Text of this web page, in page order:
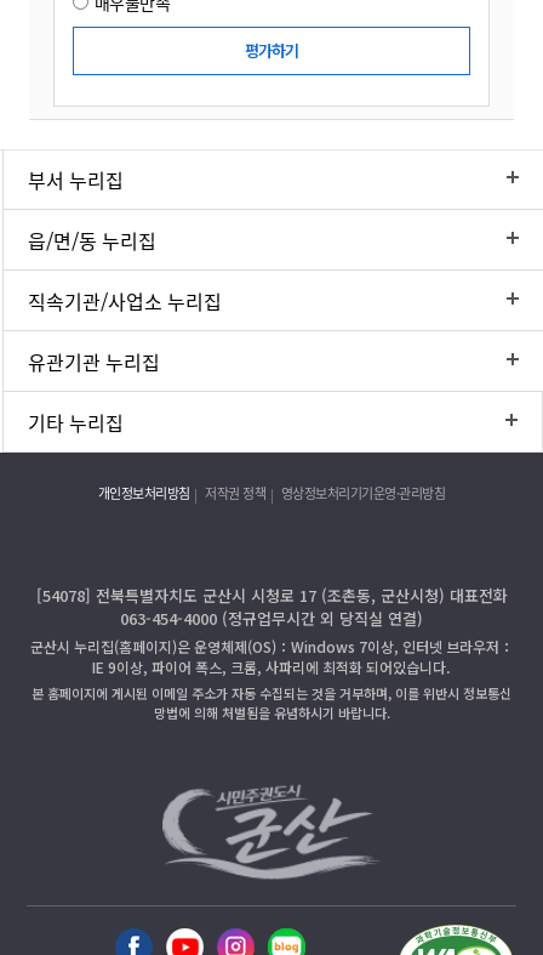
부서 누리집
읍/면/동 누리집
직속기관/사업소 누리집
유관기관 누리집
기타 누리집
개인정보처리방침 저작권 정책 영상정보처리기기운영·관리방침
[54078] 전북특별자치도 군산시 시청로 17 (조촌동, 군산시청) 대표전화
063-454-4000 (정규업무시간 외 당직실 연결)
군산시 누리집(홈페이지)은 운영체제(OS)：Windows 7이상, 인터넷 브라우저：
IE 9이상, 파이어 폭스, 크롬, 사파리에 최적화 되어있습니다.
본 홈페이지에 게시된 이메일 주소가 자동 수집되는 것을 거부하며, 이를 위반시 정보통신
망법에 의해 처벌됨을 유념하시기 바랍니다.